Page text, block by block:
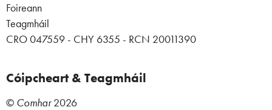
Foireann
Teagmháil
CRO 047559 - CHY 6355 - RCN 20011390
Cóipcheart & Teagmháil
© Comhar2026